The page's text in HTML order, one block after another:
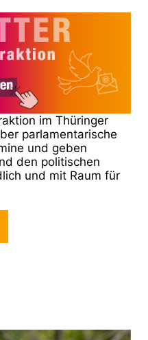
im Thüringer
parlamentarische
und geben
den politischen
und mit Raum für